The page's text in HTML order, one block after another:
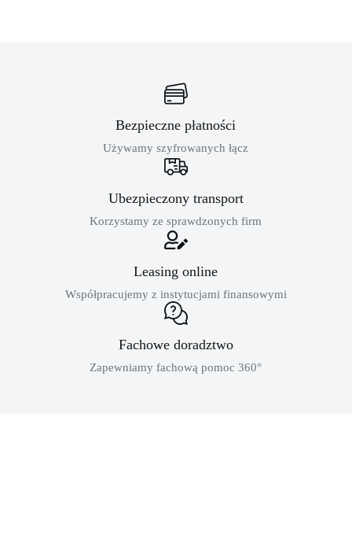
Bezpieczne płatności
Używamy szyfrowanych łącz
Ubezpieczony transport
Korzystamy ze sprawdzonych firm
Leasing online
Współpracujemy z instytucjami finansowymi
Fachowe doradztwo
Zapewniamy fachową pomoc 360°